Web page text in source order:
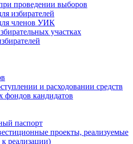
проведении выборов
избирателей
членов УИК
участках
и расходовании средств
фондов кандидатов
паспорт
проекты, реализуемые
реализации)